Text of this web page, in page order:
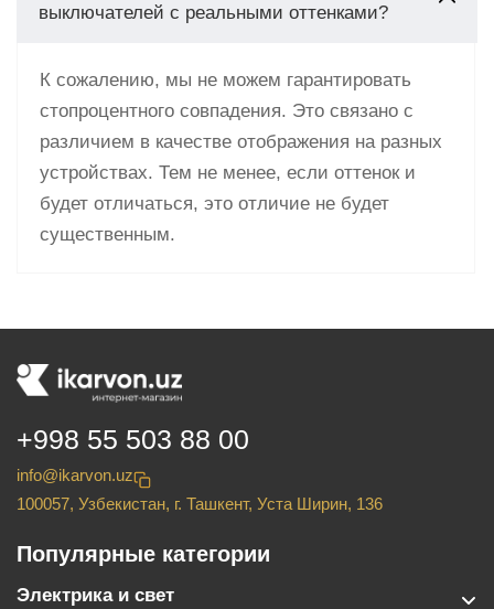
выключателей с реальными оттенками?
К сожалению, мы не можем гарантировать
стопроцентного совпадения. Это связано с
различием в качестве отображения на разных
устройствах. Тем не менее, если оттенок и
будет отличаться, это отличие не будет
существенным.
+998 55 503 88 00
info@ikarvon.uz
100057, Узбекистан, г. Ташкент, Уста Ширин, 136
Популярные категории
Электрика и свет